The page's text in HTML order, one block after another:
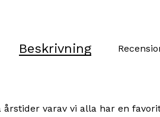
Beskrivning
varav vi alla har en